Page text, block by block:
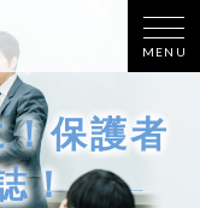
MENU
保護者
！